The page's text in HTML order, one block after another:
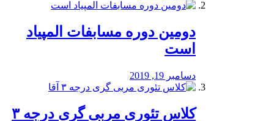
دومین دوره مسابفات المپیاد
است
دسامبر 19, 2019
کلاس تئوری مربی گری درجه ۳